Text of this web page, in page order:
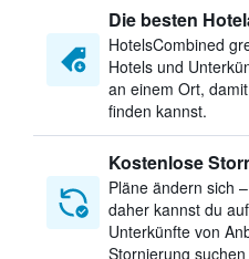
Die besten
HotelsCombined
Hotels und
an einem Ort,
finden kannst.
Kostenlose
Pläne ändern sich
daher kannst du
Unterkünfte von
Stornierung